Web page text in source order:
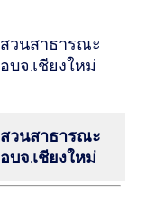
สวนสาธารณะ
อบจ.เชียงใหม่
สวนสาธารณะ
อบจ.เชียงใหม่